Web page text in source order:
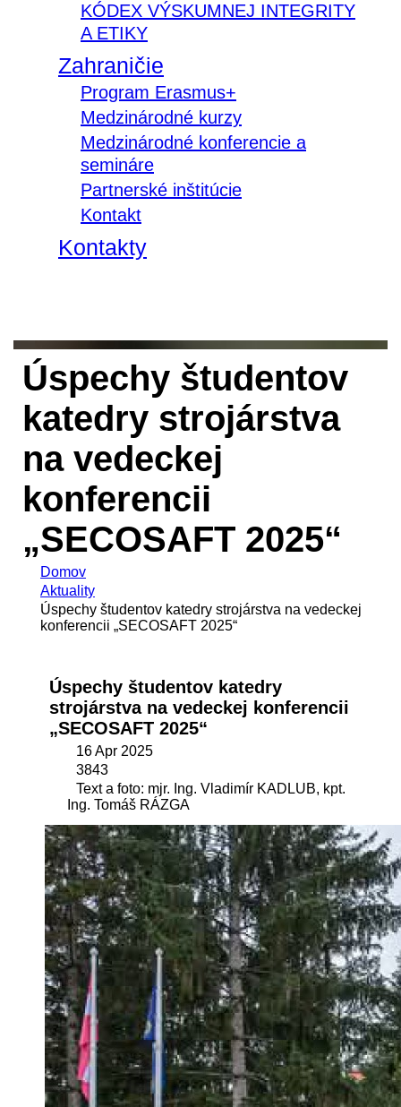
KÓDEX VÝSKUMNEJ INTEGRITY
A ETIKY
Zahraničie
Program Erasmus+
Medzinárodné kurzy
Medzinárodné konferencie a
semináre
Partnerské inštitúcie
Kontakt
Kontakty
Úspechy študentov
katedry strojárstva
na vedeckej
konferencii
„SECOSAFT 2025“
Domov
Aktuality
Úspechy študentov katedry strojárstva na vedeckej
konferencii „SECOSAFT 2025“
Úspechy študentov katedry
strojárstva na vedeckej konferencii
„SECOSAFT 2025“
16 Apr 2025
3843
Text a foto: mjr. Ing. Vladimír KADLUB, kpt.
Ing. Tomáš RÁZGA